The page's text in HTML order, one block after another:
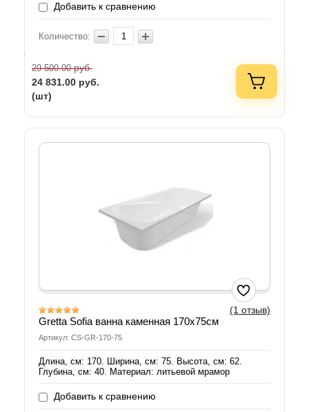
Добавить к сравнению
Количество:
29 500.00руб.
24 831.00 руб.
(шт)
(1 отзыв)
Gretta Sofia ванна каменная 170х75см
Артикул: CS-GR-170-75
Длина, см: 170. Ширина, см: 75. Высота, см: 62.
Глубина, см: 40. Материал: литьевой мрамор
Добавить к сравнению